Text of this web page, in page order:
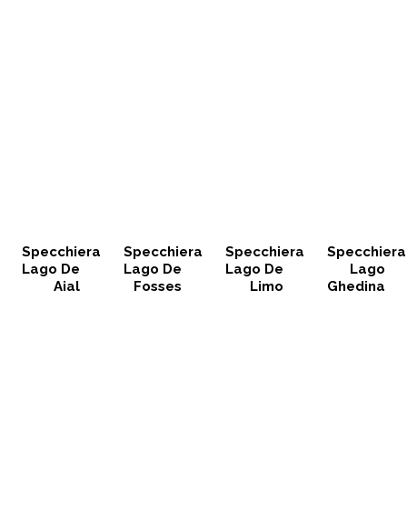
Specchiera
Lago De
Aial
Specchiera
Lago De
Fosses
Specchiera
Lago De
Limo
Specchiera
Lago
Ghedina